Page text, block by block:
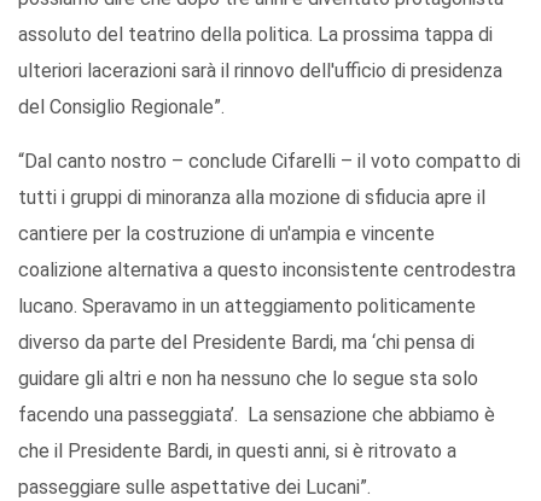
assoluto del teatrino della politica. La prossima tappa di
ulteriori lacerazioni sarà il rinnovo dell'ufficio di presidenza
del Consiglio Regionale”.
“Dal canto nostro – conclude Cifarelli – il voto compatto di
tutti i gruppi di minoranza alla mozione di sfiducia apre il
cantiere per la costruzione di un'ampia e vincente
coalizione alternativa a questo inconsistente centrodestra
lucano. Speravamo in un atteggiamento politicamente
diverso da parte del Presidente Bardi, ma ‘chi pensa di
guidare gli altri e non ha nessuno che lo segue sta solo
facendo una passeggiata’. La sensazione che abbiamo è
che il Presidente Bardi, in questi anni, si è ritrovato a
passeggiare sulle aspettative dei Lucani”.